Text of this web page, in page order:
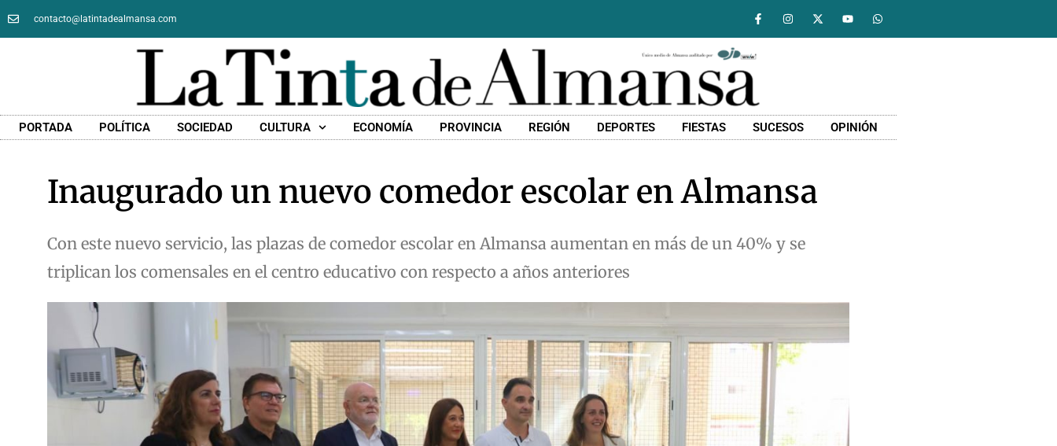
contacto@latintadealmansa.com
PORTADA POLÍTICA SOCIEDAD CULTURA ECONOMÍA PROVINCIA REGIÓN DEPORTES FIESTAS SUCESOS OPINIÓN
Inaugurado un nuevo comedor escolar en Almansa
Con este nuevo servicio, las plazas de comedor escolar en Almansa aumentan en más de un 40% y se
triplican los comensales en el centro educativo con respecto a años anteriores